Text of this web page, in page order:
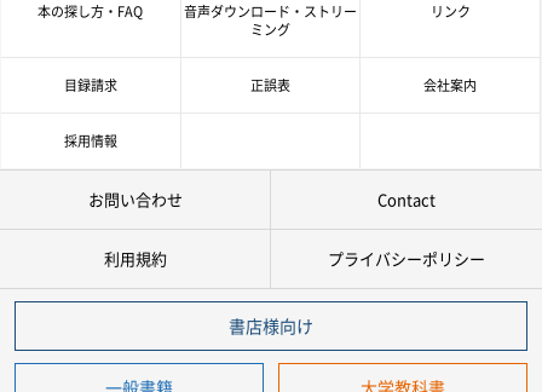
本の探し方・FAQ
音声ダウンロード・ストリー
ミング
リンク
目録請求 正誤表 会社案内
採用情報
お問い合わせ Contact
利用規約 プライバシーポリシー
書店様向け